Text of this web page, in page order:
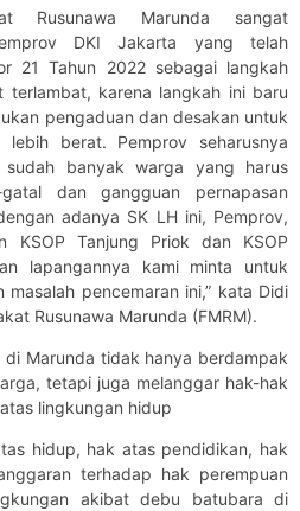
Rusunawa Marunda sangat
DKI Jakarta yang telah
21 Tahun 2022 sebagai langkah
terlambat, karena langkah ini baru
pengaduan dan desakan untuk
berat. Pemprov seharusnya
banyak warga yang harus
dan gangguan pernapasan
adanya SK LH ini, Pemprov,
KSOP Tanjung Priok dan KSOP
lapangannya kami minta untuk
masalah pencemaran ini,” kata Didi
Rusunawa Marunda (FMRM).
Marunda tidak hanya berdampak
tetapi juga melanggar hak-hak
lingkungan hidup
hidup, hak atas pendidikan, hak
terhadap hak perempuan
akibat debu batubara di